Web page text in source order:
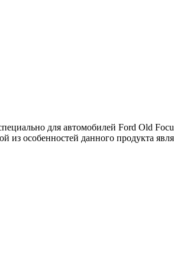
для автомобилей Ford Old
из особенностей данного продукта